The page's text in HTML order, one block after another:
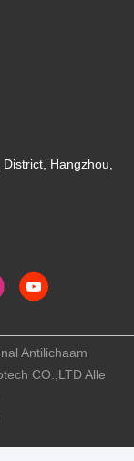
Hangzhou,
Antilichaam
CO.,LTD Alle